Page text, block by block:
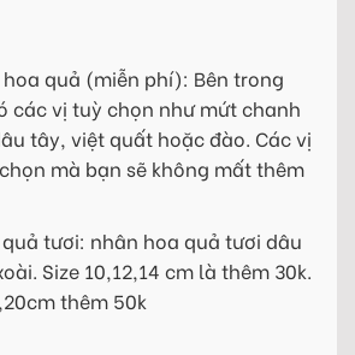
quả (miễn phí): Bên trong
các vị tuỳ chọn như mứt chanh
tây, việt quất hoặc đào. Các vị
mà bạn sẽ không mất thêm
tươi: nhân hoa quả tươi dâu
Size 10,12,14 cm là thêm 30k.
thêm 50k